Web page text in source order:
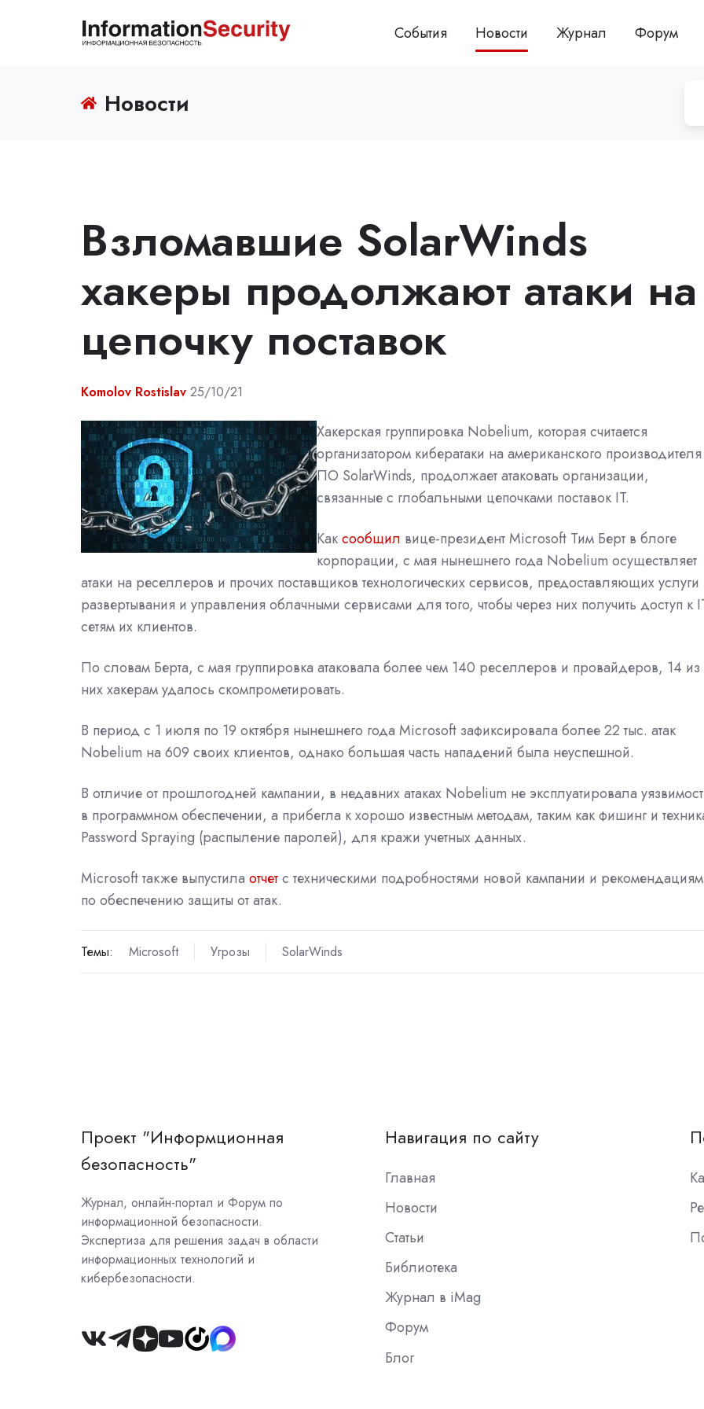
События Новости Журнал Форум
Новости
Взломавшие SolarWinds
хакеры продолжают атаки на
цепочку поставок
Komolov Rostislav 25/10/21
Хакерская группировка Nobelium, которая считается
организатором кибератаки на американского производителя
ПО SolarWinds, продолжает атаковать организации,
связанные с глобальными цепочками поставок IT.
Каксообщил вице-президент Microsoft Тим Берт в блоге
корпорации, с мая нынешнего года Nobelium осуществляет
атаки на реселлеров и прочих поставщиков технологических сервисов, предоставляющих услуги
развертывания и управления облачными сервисами для того, чтобы через них получить доступ к
сетям их клиентов.
По словам Берта, с мая группировка атаковала более чем 140 реселлеров и провайдеров, 14 из
них хакерам удалось скомпрометировать.
В период с 1 июля по 19 октября нынешнего года Microsoft зафиксировала более 22 тыс. атак
Nobelium на 609 своих клиентов, однако большая часть нападений была неуспешной.
В отличие от прошлогодней кампании, в недавних атаках Nobelium не эксплуатировала
в программном обеспечении, а прибегла к хорошо известным методам, таким как фишинг и
Password Spraying (распыление паролей), для кражи учетных данных.
Microsoft также выпустила отчетс техническими подробностями новой кампании и
по обеспечению защиты от атак.
Темы: Microsoft Угрозы SolarWinds
Проект "Информционная
безопасность"
Журнал, онлайн-портал и Форум по
информационной безопасности.
Экспертиза для решения задач в области
информационных технологий и
кибербезопасности.
Join
Навигация по сайту
Главная
Новости
Статьи
Библиотека
Журнал в iMag
Форум
Блог